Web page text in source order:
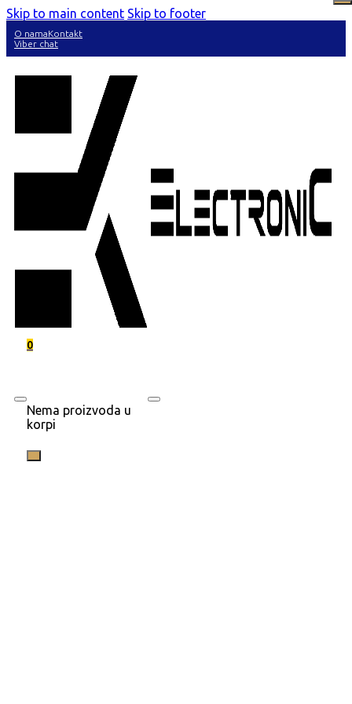
Skip to main content Skip to footer
O namaKontakt
Viber chat
0
Nema proizvoda u
korpi